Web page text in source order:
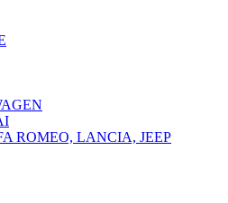
ROMEO, LANCIA, JEEP